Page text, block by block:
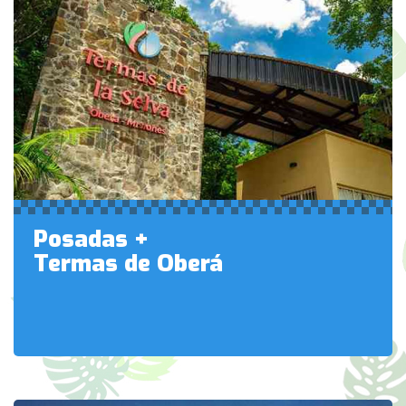
Posadas +
Termas de Oberá